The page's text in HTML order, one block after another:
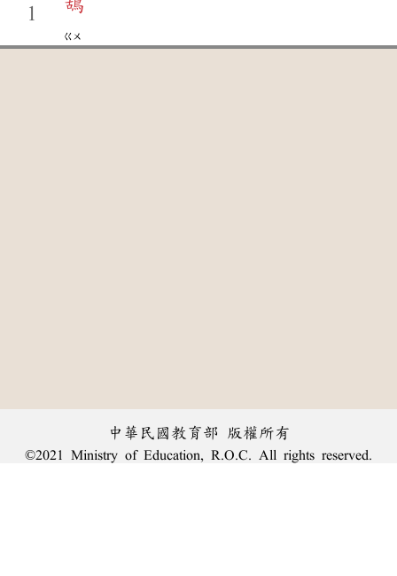
1 鴣
ㄍㄨ
中華民國教育部 版權所有
©2021 Ministry of Education, R.O.C. All rights reserved.